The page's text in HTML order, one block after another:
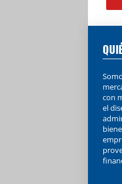
con
el